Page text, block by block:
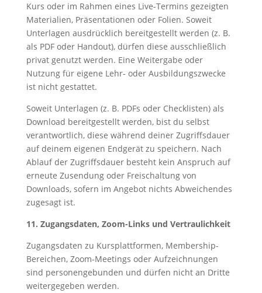
Kurs oder im Rahmen eines Live-Termins gezeigten
Materialien, Präsentationen oder Folien. Soweit
Unterlagen ausdrücklich bereitgestellt werden (z. B.
als PDF oder Handout), dürfen diese ausschließlich
privat genutzt werden. Eine Weitergabe oder
Nutzung für eigene Lehr- oder Ausbildungszwecke
ist nicht gestattet.
Soweit Unterlagen (z. B. PDFs oder Checklisten) als
Download bereitgestellt werden, bist du selbst
verantwortlich, diese während deiner Zugriffsdauer
auf deinem eigenen Endgerät zu speichern. Nach
Ablauf der Zugriffsdauer besteht kein Anspruch auf
erneute Zusendung oder Freischaltung von
Downloads, sofern im Angebot nichts Abweichendes
zugesagt ist.
11. Zugangsdaten, Zoom-Links und Vertraulichkeit
Zugangsdaten zu Kursplattformen, Membership-
Bereichen, Zoom-Meetings oder Aufzeichnungen
sind personengebunden und dürfen nicht an Dritte
weitergegeben werden.